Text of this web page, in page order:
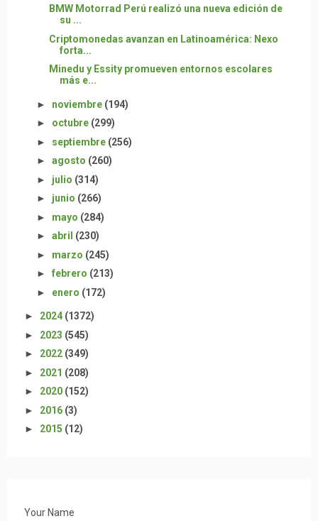
BMW Motorrad Perú realizó una nueva edición de
su ...
Criptomonedas avanzan en Latinoamérica: Nexo
forta...
Minedu y Essity promueven entornos escolares
más e...
► noviembre (194)
► octubre (299)
► septiembre (256)
► agosto (260)
► julio (314)
► junio (266)
► mayo (284)
► abril (230)
► marzo (245)
► febrero (213)
► enero (172)
► 2024 (1372)
► 2023 (545)
► 2022 (349)
► 2021 (208)
► 2020 (152)
► 2016 (3)
► 2015 (12)
Your Name